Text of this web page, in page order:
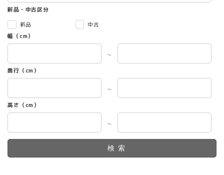
新品・中古区分
新品
中古
幅（cm）
～
奥行（cm）
～
高さ（cm）
～
検索